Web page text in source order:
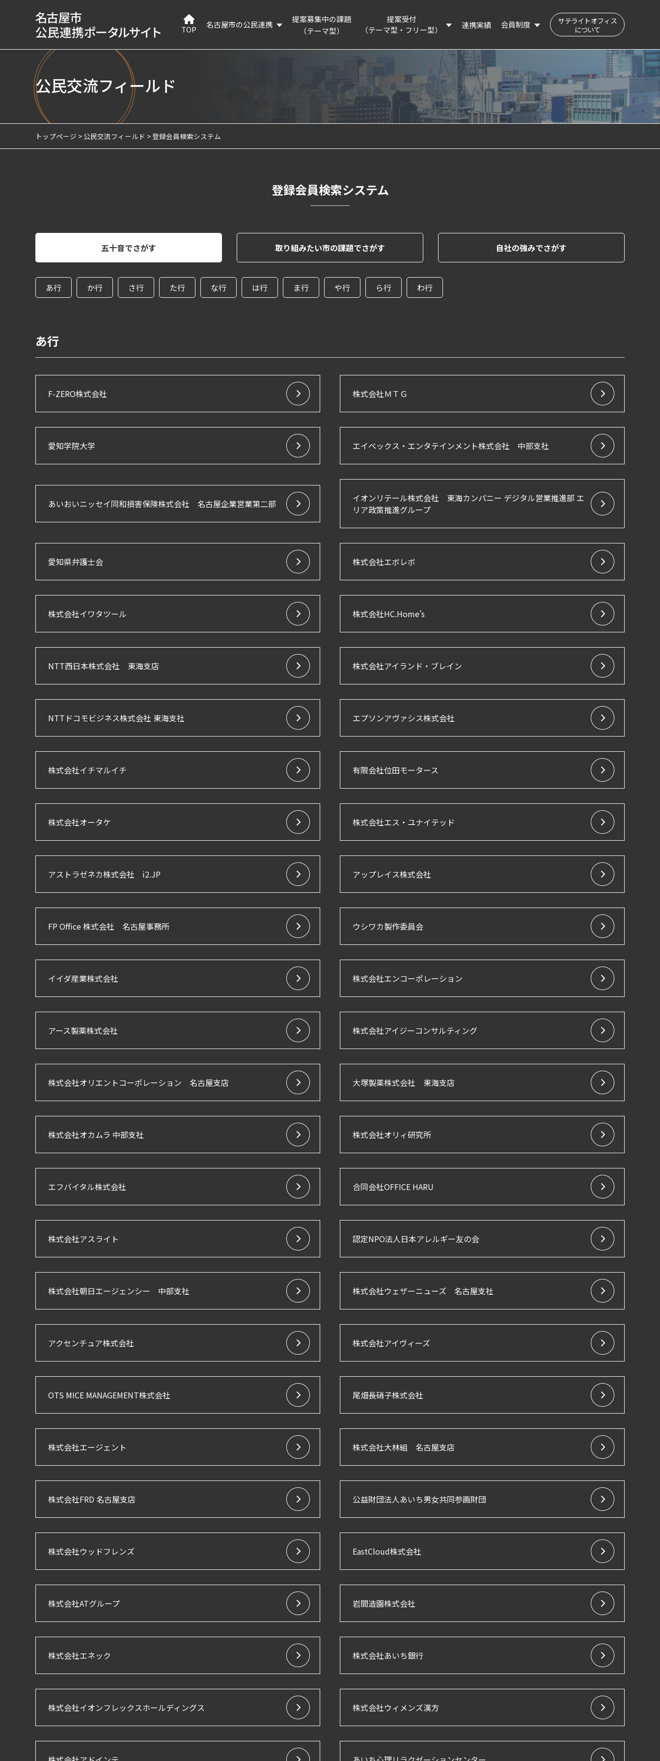
TOP 名古屋市の公民連携
名古屋市の認証・パートナー制度等の紹介
企業版ふるさと納税制度の紹介
提案募集中の課題
（テーマ型）
提案受付
（テーマ型・フリー型）
提案フォーム
連携実績 会員制度
公民交流フィールド（会員登録はこちら）
登録会員の検索
登録情報の変更
サテライトオフィス
について
公民交流フィールド
トップページ 公民交流フィールド 登録会員検索システム
登録会員検索システム
五十音でさがす 取り組みたい市の課題でさがす 自社の強みでさがす
あ行 か行 さ行 た行 な行 は行 ま行 や行 ら行 わ行
あ行
F-ZERO株式会社 株式会社ＭＴＧ
愛知学院大学 エイベックス・エンタテインメント株式会社 中部支社
あいおいニッセイ同和損害保険株式会社 名古屋企業営業第二部
イオンリテール株式会社 東海カンパニー デジタル営業推進部 エ
リア政策推進グループ
愛知県弁護士会 株式会社エボレボ
株式会社イワタツール 株式会社HC.Home’s
NTT西日本株式会社 東海支店 株式会社アイランド・ブレイン
NTTドコモビジネス株式会社 東海支社 エプソンアヴァシス株式会社
株式会社イチマルイチ 有限会社位田モータース
株式会社オータケ 株式会社エス・ユナイテッド
アストラゼネカ株式会社 i2.JP アップレイス株式会社
FP Office 株式会社 名古屋事務所 ウシワカ製作委員会
イイダ産業株式会社 株式会社エンコーポレーション
アース製薬株式会社 株式会社アイジーコンサルティング
株式会社オリエントコーポレーション 名古屋支店 大塚製薬株式会社 東海支店
株式会社オカムラ 中部支社 株式会社オリィ研究所
エフバイタル株式会社 合同会社OFFICE HARU
株式会社アスライト 認定NPO法人日本アレルギー友の会
株式会社朝日エージェンシー 中部支社 株式会社ウェザーニューズ 名古屋支社
アクセンチュア株式会社 株式会社アイヴィーズ
OTS MICE MANAGEMENT株式会社 尾畑長硝子株式会社
株式会社エージェント 株式会社大林組 名古屋支店
株式会社FRD 名古屋支店 公益財団法人あいち男女共同参画財団
株式会社ウッドフレンズ EastCloud株式会社
株式会社ATグループ 岩間造園株式会社
株式会社エネック 株式会社あいち銀行
株式会社イオンフレックスホールディングス 株式会社ウィメンズ漢方